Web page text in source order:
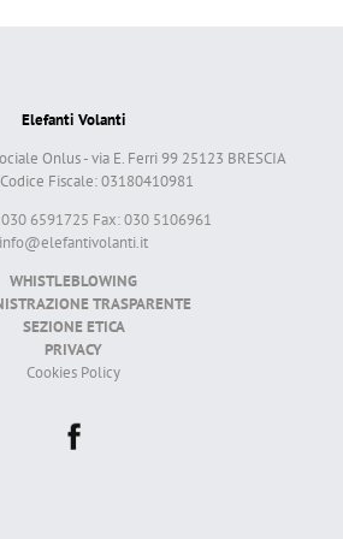
Elefanti Volanti
Onlus - via E. Ferri 99 25123 BRESCIA
Codice Fiscale: 03180410981
6591725 Fax: 030 5106961
info@elefantivolanti.it
WHISTLEBLOWING
TRASPARENTE
SEZIONE ETICA
PRIVACY
Cookies Policy